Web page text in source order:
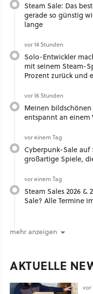
Steam Sale: Das
gerade so günstig
lange
vor 14 Stunden
Solo-Entwickler
mit seinem Steam-
Prozent zurück und
vor 16 Stunden
Meinen
entspannt an einem
vor einem Tag
Cyberpunk-Sale auf
großartige Spiele,
vor einem Tag
Steam Sales 2026 &
Sale? Alle Termine
mehr anzeigen
AKTUELLE
vor